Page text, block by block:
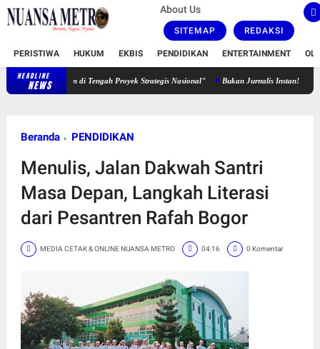
About Us
SITEMAP REDAKSI
PERISTIWA HUKUM EKBIS PENDIDIKAN ENTERTAINMENT
HEADLINE
NEWS
Tengah Proyek Strategis Nasional" Bukan Jurnalis Instan! Endang Nupo, Saksi
Beranda PENDIDIKAN
Menulis, Jalan Dakwah Santri
Masa Depan, Langkah Literasi
dari Pesantren Rafah Bogor
MEDIA CETAK & ONLINE NUANSA METRO 04:16 0 Komentar